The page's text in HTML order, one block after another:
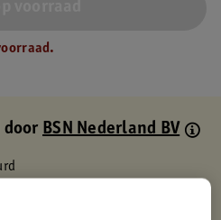
doorBSN Nederland BV